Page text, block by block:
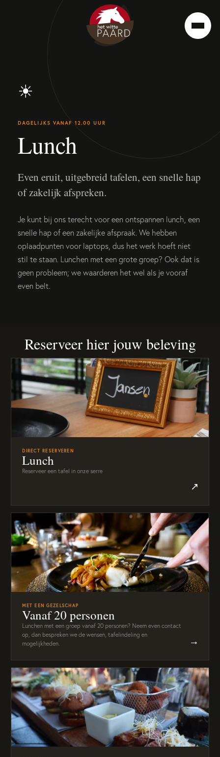
☀
DAGELIJKS VANAF 12.00 UUR
Lunch
Even eruit, uitgebreid tafelen, een snelle hap
of zakelijk afspreken.
Je kunt bij ons terecht voor een ontspannen lunch, een
snelle hap of een zakelijke afspraak. We hebben
oplaadpunten voor laptops, dus het werk hoeft niet
stil te staan. Lunchen met een grote groep? Ook dat is
geen probleem; we waarderen het wel als je vooraf
even belt.
Reserveer hier jouw beleving
DIRECT RESERVEREN
Lunch
Reserveer een tafel in onze serre
↗
MET EEN GEZELSCHAP
Vanaf 20 personen
Lunchen met een groep vanaf 20 personen? Neem even contact
op, dan bespreken we de wensen, tafelindeling en
mogelijkheden.
→